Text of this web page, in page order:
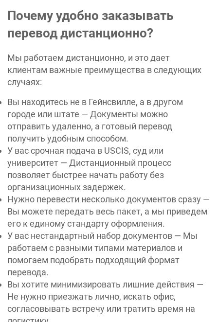
Почему удобно заказывать
перевод дистанционно?
Мы работаем дистанционно, и это дает
клиентам важные преимущества в следующих
случаях:
Вы находитесь не в Гейнсвилле, а в другом
городе или штате — Документы можно
отправить удаленно, а готовый перевод
получить удобным способом.
У вас срочная подача в USCIS, суд или
университет — Дистанционный процесс
позволяет быстрее начать работу без
организационных задержек.
Нужно перевести несколько документов сразу —
Вы можете передать весь пакет, а мы приведем
его к единому стандарту оформления.
У вас нестандартный набор документов — Мы
работаем с разными типами материалов и
помогаем подобрать подходящий формат
перевода.
Вы хотите минимизировать лишние действия —
Не нужно приезжать лично, искать офис,
согласовывать встречу или тратить время на